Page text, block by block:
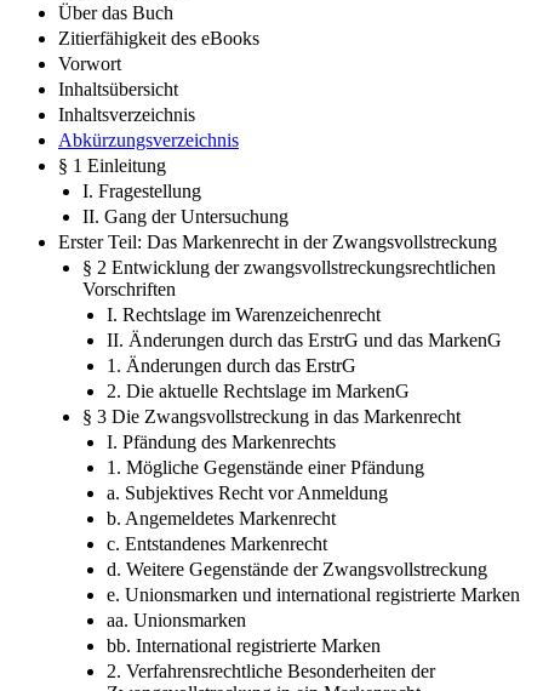
Über das Buch
Zitierfähigkeit des eBooks
Vorwort
Inhaltsübersicht
Inhaltsverzeichnis
Abkürzungsverzeichnis
§ 1 Einleitung
I. Fragestellung
II. Gang der Untersuchung
Erster Teil: Das Markenrecht in der Zwangsvollstreckung
§ 2 Entwicklung der zwangsvollstreckungsrechtlichen
Vorschriften
I. Rechtslage im Warenzeichenrecht
II. Änderungen durch das ErstrG und das MarkenG
1. Änderungen durch das ErstrG
2. Die aktuelle Rechtslage im MarkenG
§ 3 Die Zwangsvollstreckung in das Markenrecht
I. Pfändung des Markenrechts
1. Mögliche Gegenstände einer Pfändung
a. Subjektives Recht vor Anmeldung
b. Angemeldetes Markenrecht
c. Entstandenes Markenrecht
d. Weitere Gegenstände der Zwangsvollstreckung
e. Unionsmarken und international registrierte Marken
aa. Unionsmarken
bb. International registrierte Marken
2. Verfahrensrechtliche Besonderheiten der